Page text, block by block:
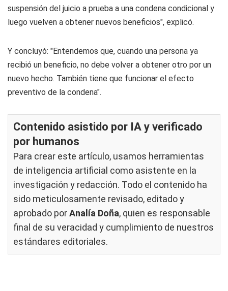
suspensión del juicio a prueba a una condena condicional y
luego vuelven a obtener nuevos beneficios", explicó.
Y concluyó: "Entendemos que, cuando una persona ya
recibió un beneficio, no debe volver a obtener otro por un
nuevo hecho. También tiene que funcionar el efecto
preventivo de la condena".
Contenido asistido por IA y verificado
por humanos
Para crear este artículo, usamos herramientas
de inteligencia artificial como asistente en la
investigación y redacción. Todo el contenido ha
sido meticulosamente revisado, editado y
aprobado porAnalía Doña, quien es responsable
final de su veracidad y cumplimiento de nuestros
estándares editoriales.